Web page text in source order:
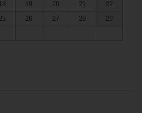
18 19 20 21
22
26 27 28
29